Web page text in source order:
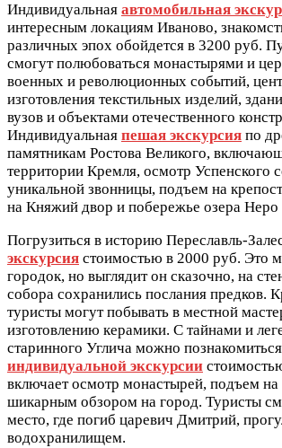
Индивидуальная автомобильная
интересным локациям Иваново,
различных эпох обойдется в 3200 руб.
смогут полюбоваться монастырями и
военных и революционных событий,
изготовления текстильных изделий,
вузов и объектами отечественного
Индивидуальная пешая экскурсия по
памятникам Ростова Великого,
территории Кремля, осмотр Успенского
уникальной звонницы, подъем на
на Княжий двор и побережье озера Неро
Погрузиться в историю Переславль-
экскурсия стоимостью в 2000 руб. Это
городок, но выглядит он сказочно, на
собора сохранились послания предков.
туристы могут побывать в местной
изготовлению керамики. С тайнами и
старинного Углича можно
индивидуальной экскурсии
включает осмотр монастырей, подъем на
шикарным обзором на город. Туристы
место, где погиб царевич Дмитрий,
водохранилищем.